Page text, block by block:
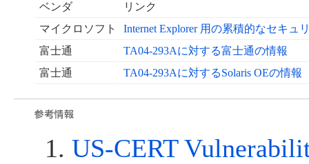
ベンダ
リンク
マイクロソフト
Internet Explorer 用の累積的なセキュ
富士通
TA04-293Aに対する富士通の情報
富士通
TA04-293Aに対するSolaris OEの情報
US-CERT